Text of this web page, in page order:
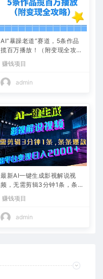
AI“暴躁老道”赛道，5条作品
揽百万播放！（附变现全攻
略）
赚钱项目
admin
最新AI一键生成影视解说视
频，无需剪辑3分钟1条，条条
+
赚钱项目
admin